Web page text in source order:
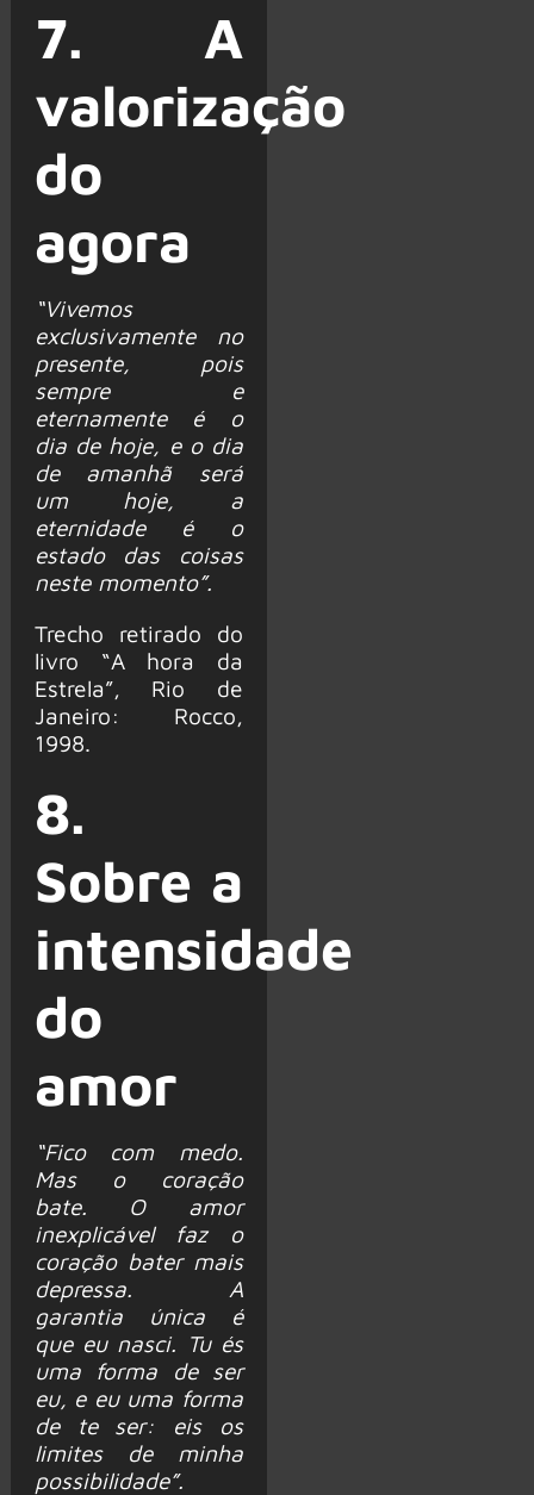
7. A
valorização
do
agora
“Vivemos
exclusivamente no
presente, pois
sempre e
eternamente é o
dia de hoje, e o dia
de amanhã será
um hoje, a
eternidade é o
estado das coisas
neste momento”.
Trecho retirado do
livro “A hora da
Estrela”, Rio de
Janeiro: Rocco,
1998.
8.
Sobre a
intensidade
do
amor
“Fico com medo.
Mas o coração
bate. O amor
inexplicável faz o
coração bater mais
depressa. A
garantia única é
que eu nasci. Tu és
uma forma de ser
eu, e eu uma forma
de te ser: eis os
limites de minha
possibilidade”.